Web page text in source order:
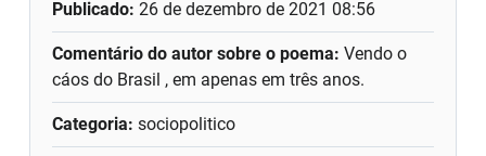
Publicado:26 de dezembro de 2021 08:56
Comentário do autor sobre o poema:Vendo o
cáos do Brasil , em apenas em três anos.
Categoria: sociopolitico